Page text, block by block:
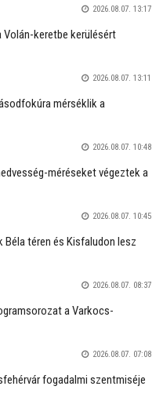
2026.08.07. 13:17
keretbe kerülésért
2026.08.07. 13:11
mérséklik a
2026.08.07. 10:48
méréseket végeztek a
2026.08.07. 10:45
téren és Kisfaludon lesz
2026.08.07. 08:37
a Varkocs-
2026.08.07. 07:08
fogadalmi szentmiséje